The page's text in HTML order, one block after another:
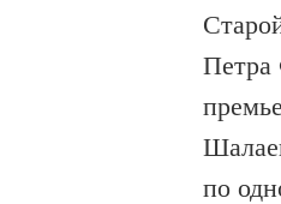
Петра
по